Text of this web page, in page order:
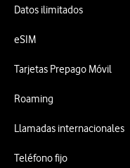
Datos ilimitados
eSIM
Tarjetas Prepago Móvil
Roaming
Llamadas internacionales
Teléfono fijo